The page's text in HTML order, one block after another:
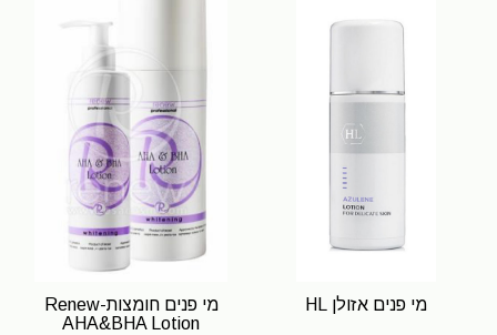
מי פנים אזולן HL
מי פנים חומצות-Renew
AHA&BHA Lotion